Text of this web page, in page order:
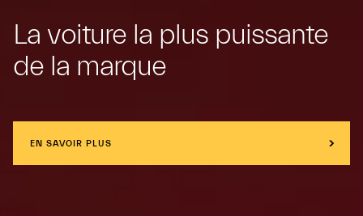
La voiture la plus puissante
de la marque
EN SAVOIR PLUS